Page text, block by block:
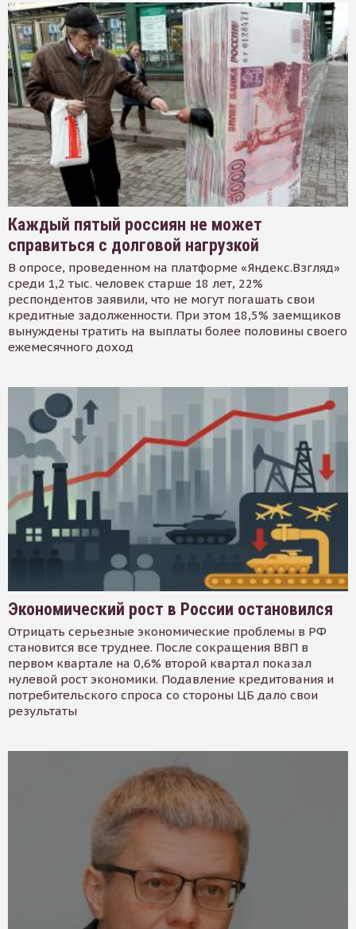
Каждый пятый россиян не может
справиться с долговой нагрузкой
В опросе, проведенном на платформе «Яндекс.Взгляд»
среди 1,2 тыс. человек старше 18 лет, 22%
респондентов заявили, что не могут погашать свои
кредитные задолженности. При этом 18,5% заемщиков
вынуждены тратить на выплаты более половины своего
ежемесячного доход
Экономический рост в России остановился
Отрицать серьезные экономические проблемы в РФ
становится все труднее. После сокращения ВВП в
первом квартале на 0,6% второй квартал показал
нулевой рост экономики. Подавление кредитования и
потребительского спроса со стороны ЦБ дало свои
результаты